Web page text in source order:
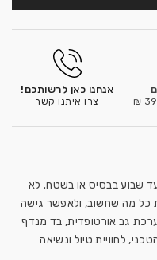
אנחנו כאן לרשותכם!
צרו איתנו קשר
עד שבוע בבסיס או בשטח. לא
כל מה שחשוב, ולאפשר גישה
גב אורטופדית, בד מנדף
לחוויית טיול ונשיאה